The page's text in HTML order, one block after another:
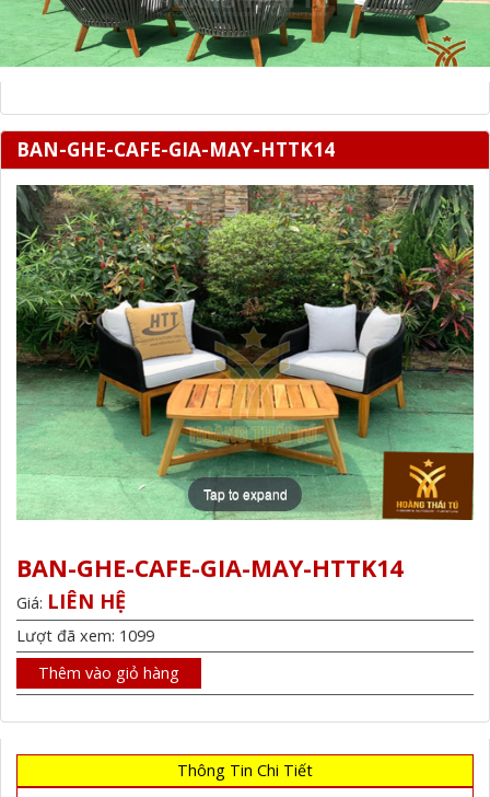
BAN-GHE-CAFE-GIA-MAY-HTTK14
Tap to expand
BAN-GHE-CAFE-GIA-MAY-HTTK14
Giá: LIÊN HỆ
Lượt đã xem: 1099
Thêm vào giỏ hàng
Thông Tin Chi Tiết